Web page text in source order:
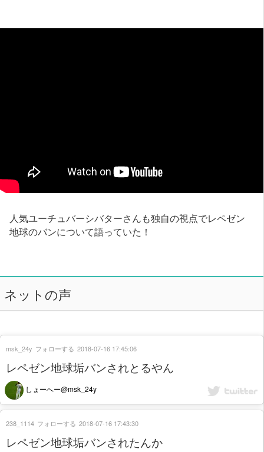
人気ユーチュバーシバターさんも独自の視点でレペゼン
地球のバンについて語っていた！
ネットの声
レペゼン地球垢バンされとるやん
しょーへー@msk_24y
msk_24y フォローする 2018-07-16 17:45:06
レペゼン地球垢バンされたんか
238_1114 フォローする 2018-07-16 17:43:30